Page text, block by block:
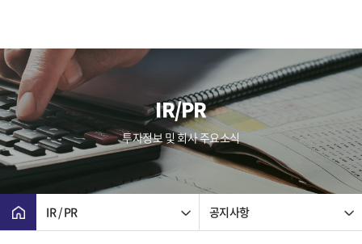
IR/PR
투자정보 및 회사 주요소식
IR / PR 공지사항